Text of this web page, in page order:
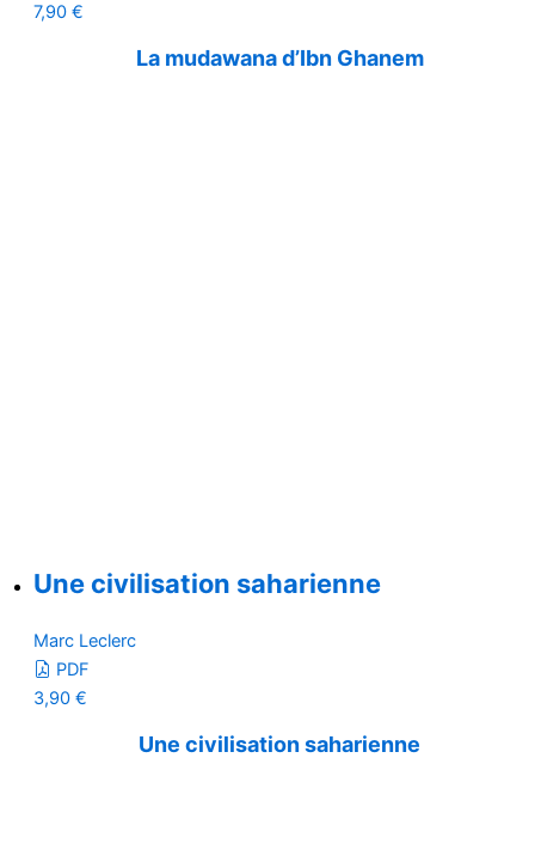
7,90 €
La mudawana d’Ibn Ghanem
Une civilisation saharienne
Marc Leclerc
PDF
3,90 €
Une civilisation saharienne